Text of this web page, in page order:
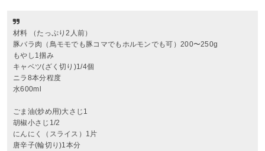
材料 （たっぷり2人前）
豚バラ肉（鳥モモでも豚コマでもホルモンでも可）200〜250g
もやし1掴み
キャベツ(ざく切り)1/4個
ニラ8本分程度
水600ml
ごま油(炒め用)大さじ1
胡椒小さじ1/2
にんにく（スライス）1片
唐辛子(輪切り)1本分